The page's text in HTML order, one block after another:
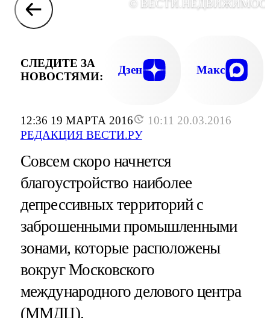
12:36 19 МАРТА 2016
10:11 20.03.2016
РЕДАКЦИЯ ВЕСТИ.РУ
©
СЛЕДИТЕ ЗА
НОВОСТЯМИ:
Дзен Макс
Совсем скоро начнется
благоустройство наиболее
депрессивных территорий с
заброшенными промышленными
зонами, которые расположены
вокруг Московского
международного делового центра
(ММДЦ).